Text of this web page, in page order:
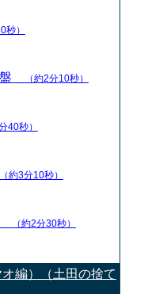
秒）
盤 （約2分10秒）
40秒）
（約3分10秒）
（約2分30秒）
編）（土田の捨て